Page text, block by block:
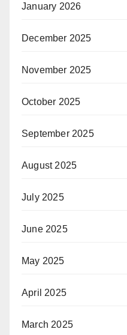
January 2026
December 2025
November 2025
October 2025
September 2025
August 2025
July 2025
June 2025
May 2025
April 2025
March 2025